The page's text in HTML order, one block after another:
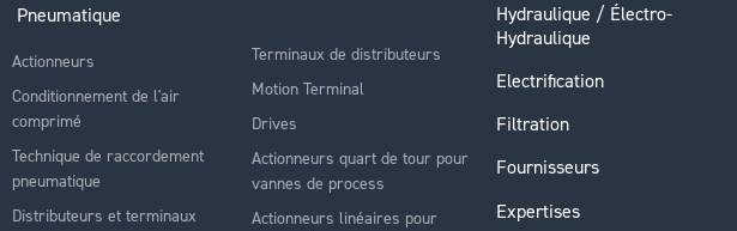
Pneumatique
Actionneurs
Conditionnement de l'air
comprimé
Technique de raccordement
pneumatique
Distributeurs et terminaux
Terminaux de distributeurs
Motion Terminal
Drives
Actionneurs quart de tour pour
vannes de process
Actionneurs linéaires pour
Hydraulique / Électro-
Hydraulique
Electrification
Filtration
Fournisseurs
Expertises